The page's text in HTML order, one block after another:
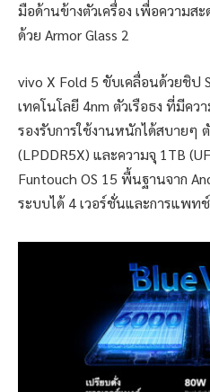
มือด้านข้างตัวเครื่อง เพื่อความส
ด้วย Armor Glass 2
vivo X Fold 5 ขับเคลื่อนด้วยชิป
เทคโนโลยี 4nm ตัวเรือธง ที่มีคว
รองรับการใช้งานหนักได้สบายๆ ตั
(LPDDR5X) และความจุ 1TB
Funtouch OS 15 พื้นฐานจาก
ระบบได้ 4 เวอร์ชั่นและการแพท